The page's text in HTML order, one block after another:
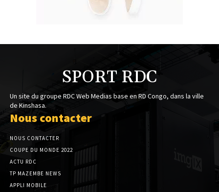
SPORT RDC
Un site du groupe RDC Web Medias base en RD Congo, dans la ville
de Kinshasa.
Nous contacter
NOUS CONTACTER
COUPE DU MONDE 2022
ACTU RDC
TP MAZEMBE NEWS
APPLI MOBILE